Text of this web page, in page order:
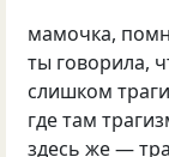
мамочка,
ты говорила,
слишком
где там
здесь же —